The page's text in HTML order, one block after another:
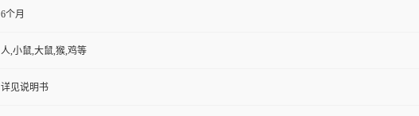
6个月
人,小鼠,大鼠,猴,鸡等
详见说明书